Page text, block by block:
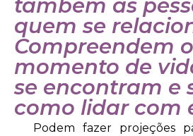
também às
quem se
Compreendem o
momento de
se encontram e
como lidar com
Podem fazer projeções